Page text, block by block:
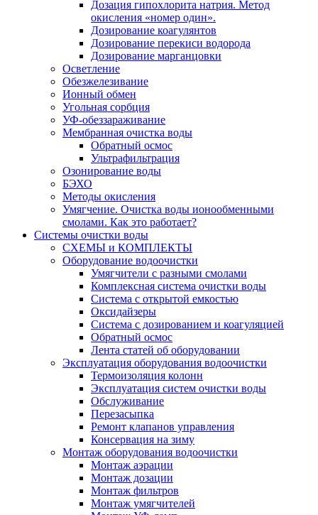
Дозация гипохлорита натрия. Метод
окисления «номер один».
Дозирование коагулянтов
Дозирование перекиси водорода
Дозирование марганцовки
Осветление
Обезжелезивание
Ионный обмен
Угольная сорбция
УФ-обеззараживание
Мембранная очистка воды
Обратный осмос
Ультрафильтрация
Озонирование воды
БЭХО
Методы окисления
Умягчение. Очистка воды ионообменными
смолами. Как это работает?
Системы очистки воды
СХЕМЫ и КОМПЛЕКТЫ
Оборудование водоочистки
Умягчители с разными смолами
Комплексная система очистки воды
Система с открытой емкостью
Оксидайзеры
Система с дозированием и коагуляцией
Обратный осмос
Лента статей об оборудовании
Эксплуатация оборудования водоочистки
Термоизоляция колонн
Эксплуатация систем очистки воды
Обслуживание
Перезасыпка
Ремонт клапанов управления
Консервация на зиму
Монтаж оборудования водоочистки
Монтаж аэрации
Монтаж дозации
Монтаж фильтров
Монтаж умягчителей